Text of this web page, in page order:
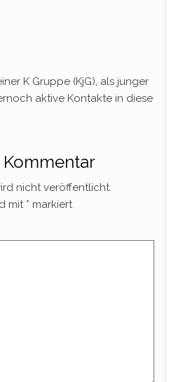
K Gruppe (KjG), als junger
aktive Kontakte in diese
nicht veröffentlicht.
mit * markiert